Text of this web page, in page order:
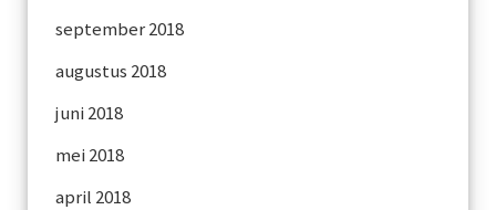
september 2018
augustus 2018
juni 2018
mei 2018
april 2018